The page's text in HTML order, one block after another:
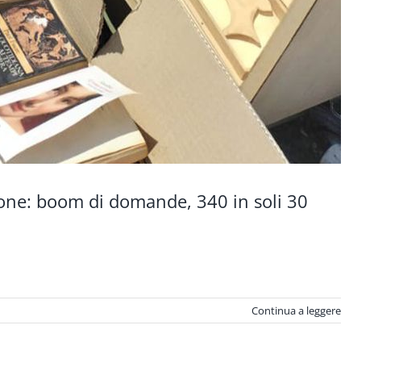
boom di domande, 340 in soli 30
Continua a leggere